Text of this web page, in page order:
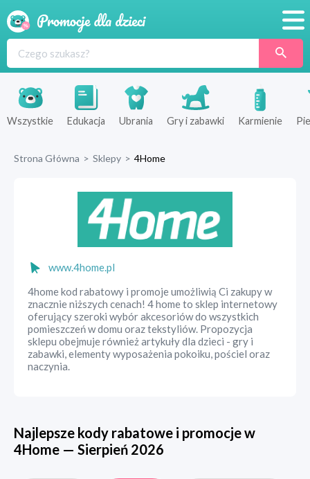
Produkty
Sklepy
Wszystkie Edukacja Ubrania Gry i zabawki Karmienie
Strona Główna > Sklepy > 4Home
www.4home.pl
4home kod rabatowy i promoje umożliwią Ci zakupy w
znacznie niższych cenach! 4 home to sklep internetowy
oferujący szeroki wybór akcesoriów do wszystkich
pomieszczeń w domu oraz tekstyliów. Propozycja
sklepu obejmuje również artykuły dla dzieci - gry i
zabawki, elementy wyposażenia pokoiku, pościel oraz
naczynia.
Najlepsze kody rabatowe i promocje w
4Home — Sierpień 2026